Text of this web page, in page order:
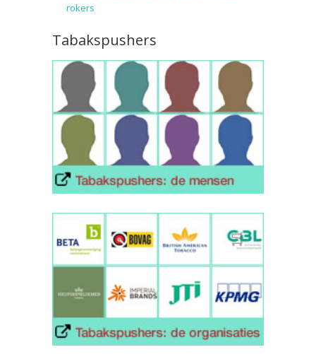
rokers
Tabakspushers